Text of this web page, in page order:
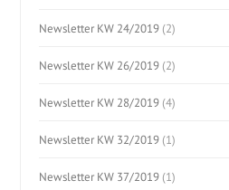
Newsletter KW 24/2019 (2)
Newsletter KW 26/2019 (2)
Newsletter KW 28/2019 (4)
Newsletter KW 32/2019 (1)
Newsletter KW 37/2019 (1)